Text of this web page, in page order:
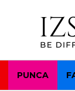
PUNCA